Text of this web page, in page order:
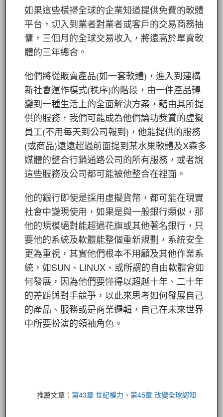
如果這些橫掃全球的企業知道提供免費的軟體
平台，切入到業者對業者或客戶的交易商務抽
傭，三個月的全球交易收入，將遠高於單賣軟
體的三年總合。
他們將從販賣產品(如一套軟體)，進入到建構
新社會運作模式(秩序)的階段，由一件產品轉
變到一種生活上的全面解決方案，藉由其所提
供的服務，我們可能成為他們論功獎賞的虛擬
員工(不用每天到公司報到)，他能提供的服務
(或商品)遠遠超過前面提到某水果軟體及X森多
媒體的整合行銷通路公司的所有服務，或者說
這些服務及公司都可能被他整合在裡面。
他的銀行即使是採用虛擬貨幣，都可能在現實
社會中變現使用，如果是與一般銀行類似，那
他的規模絕對能超過花旗或其他著名銀行，只
要他的系統及軟體能整個重新規劃，系統安全
更為重視，其實他們根本不用顧及其他作業系
統，如SUN、LINUX、或所謂的自由軟體會如
何發展，因為他們要懂得以超越十年、二十年
的差距與對手競爭，以此來思考如何發展自己
的產品、服務或是商業邏輯，自己在未來世界
中所要扮演的領袖角色。
推薦文章：第43章 世紀權力 、第45章 改變全球認知